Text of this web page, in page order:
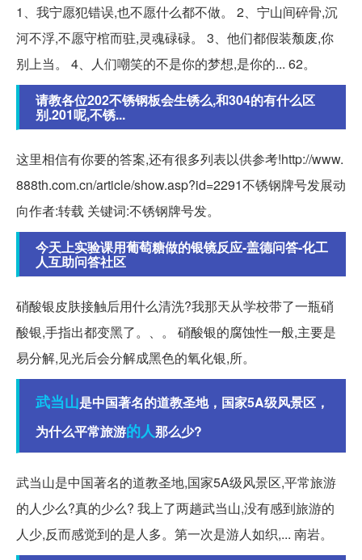
1、我宁愿犯错误,也不愿什么都不做。 2、宁山间碎骨,沉
河不浮,不愿守棺而驻,灵魂碌碌。 3、他们都假装颓废,你
别上当。 4、人们嘲笑的不是你的梦想,是你的... 62。
请教各位202不锈钢板会生锈么,和304的有什么区
别.201呢,不锈...
这里相信有你要的答案,还有很多列表以供参考!http://www.
888th.com.cn/article/show.asp?id=2291不锈钢牌号发展动
向作者:转载 关键词:不锈钢牌号发。
今天上实验课用葡萄糖做的银镜反应-盖德问答-化工
人互助问答社区
硝酸银皮肤接触后用什么清洗?我那天从学校带了一瓶硝
酸银,手指出都变黑了。、。 硝酸银的腐蚀性一般,主要是
易分解,见光后会分解成黑色的氧化银,所。
武当山是中国著名的道教圣地，国家5A级风景区，
为什么平常旅游的人那么少?
武当山是中国著名的道教圣地,国家5A级风景区,平常旅游
的人少么?真的少么? 我上了两趟武当山,没有感到旅游的
人少,反而感觉到的是人多。第一次是游人如织,... 南岩。